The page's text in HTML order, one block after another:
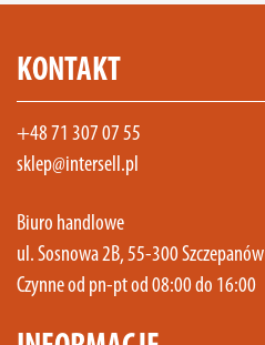
KONTAKT
+48 71 307 07 55
sklep@intersell.pl
Biuro handlowe
ul. Sosnowa 2B, 55-300 Szczepanów
Czynne od pn-pt od 08:00 do 16:00